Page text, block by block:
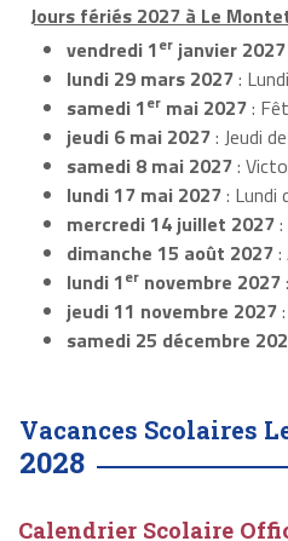
Jours fériés 2027 à Le
vendredi 1er janvier 2027
lundi 29 mars 2027:
samedi 1er mai 2027:
jeudi 6 mai 2027: Jeudi
samedi 8 mai 2027:
lundi 17 mai 2027: Lundi
mercredi 14 juillet 2027
dimanche 15 août 2027:
lundi 1er novembre 2027
jeudi 11 novembre 2027
samedi 25 décembre
Vacances Scolaires
2028
Calendrier Scolaire